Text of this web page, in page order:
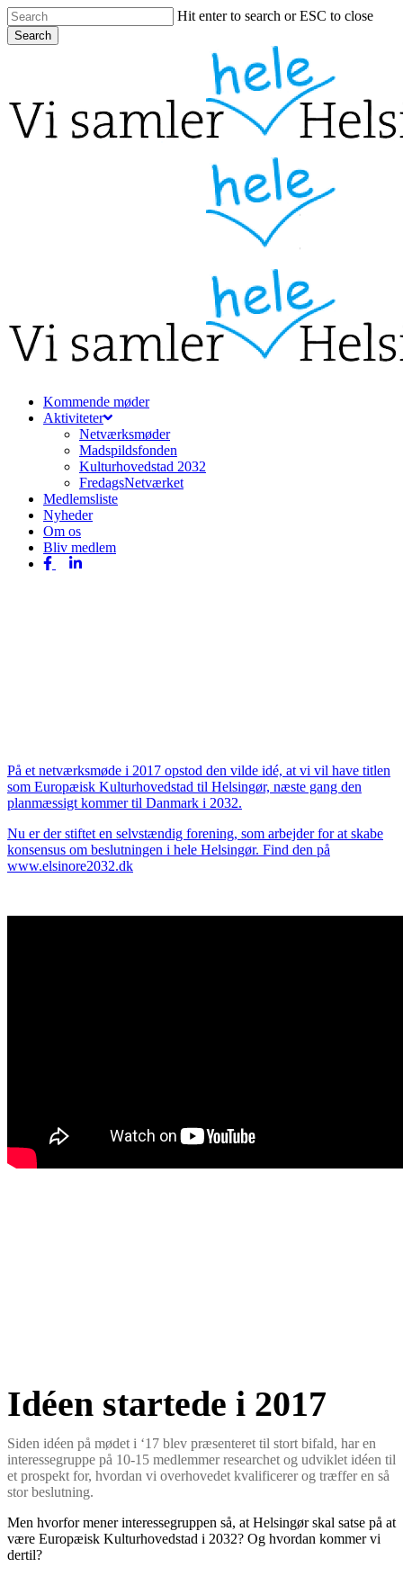
Skip
to
main
Hit enter to search or ESC to close
Search
Menu
Kommende møder
Aktiviteter
Netværksmøder
Madspildsfonden
Kulturhovedstad 2032
FredagsNetværket
Medlemsliste
Nyheder
Om os
Bliv medlem
facebooklinkedin
Europæisk Kulturhovedstad 2032
På et netværksmøde i 2017 opstod den vilde idé, at vi vil have titlen
som Europæisk Kulturhovedstad til Helsingør, næste gang den
planmæssigt kommer til Danmark i 2032.
Nu er der stiftet en selvstændig forening, som arbejder for at skabe
konsensus om beslutningen i hele Helsingør. Find den på
www.elsinore2032.dk
Idéen startede i 2017
Siden idéen på mødet i ‘17 blev præsenteret til stort bifald, har en
interessegruppe på 10-15 medlemmer researchet og udviklet idéen til
et prospekt for, hvordan vi overhovedet kvalificerer og træffer en så
stor beslutning.
Men hvorfor mener interessegruppen så, at Helsingør skal satse på at
være Europæisk Kulturhovedstad i 2032? Og hvordan kommer vi
dertil?